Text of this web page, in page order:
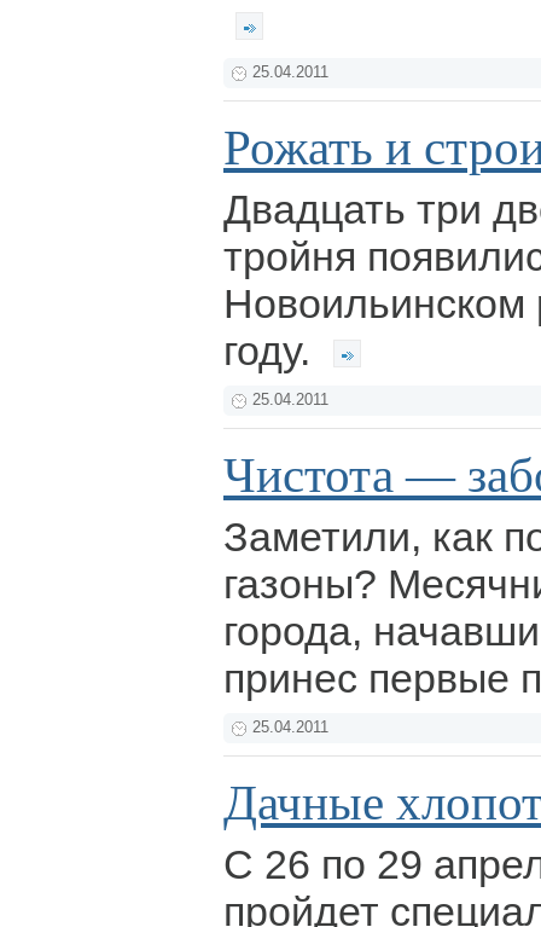
25.04.2011
Рожать и
Двадцать три
тройня
Новоильинском
году.
25.04.2011
Чистота —
Заметили, как
газоны?
города,
принес первые
25.04.2011
Дачные
С 26 по 29
пройдет